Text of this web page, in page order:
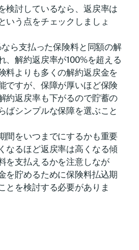
検討しているなら、返戻率は
いう点をチェックしましょ
ら支払った保険料と同額の解
、解約返戻率が100%を超える
料よりも多くの解約返戻金を
ですが、保障が厚いほど保険
約返戻率も下がるので貯蓄の
ばシンプルな保障を選ぶこと
間をいつまでにするかも重要
なるほど返戻率は高くなる傾
を支払えるかを注意しなが
を貯めるために保険料払込期
とを検討する必要がありま